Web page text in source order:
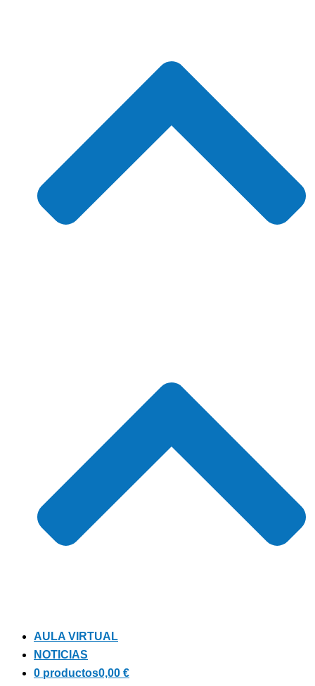
AULA VIRTUAL
NOTICIAS
0 productos0,00 €